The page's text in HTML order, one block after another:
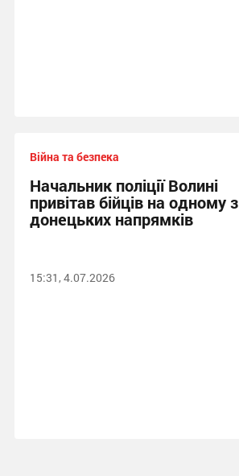
Війна та безпека
Начальник поліції Волині
привітав бійців на одному з
донецьких напрямків
15:31, 4.07.2026